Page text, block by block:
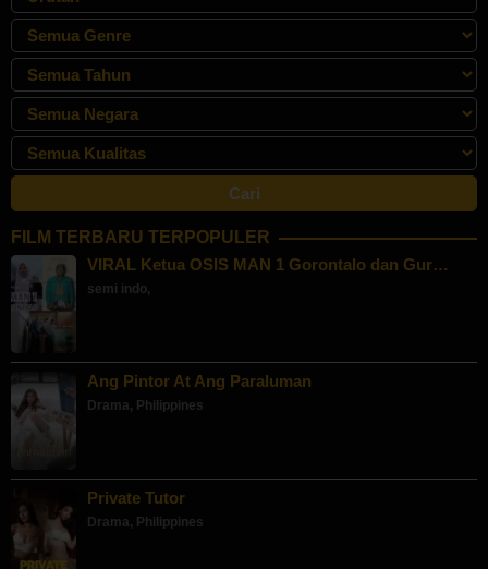
FILM TERBARU TERPOPULER
VIRAL Ketua OSIS MAN 1 Gorontalo dan Gur…
semi indo,
Ang Pintor At Ang Paraluman
Drama, Philippines
Private Tutor
Drama, Philippines